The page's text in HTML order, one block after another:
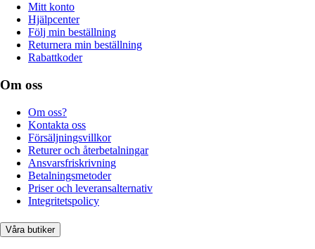
Mitt konto
Hjälpcenter
Följ min beställning
Returnera min beställning
Rabattkoder
Om oss
Om oss?
Kontakta oss
Försäljningsvillkor
Returer och återbetalningar
Ansvarsfriskrivning
Betalningsmetoder
Priser och leveransalternativ
Integritetspolicy
Våra butiker